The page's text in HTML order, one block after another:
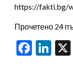
https://fakti.bg/
Прочетено 24